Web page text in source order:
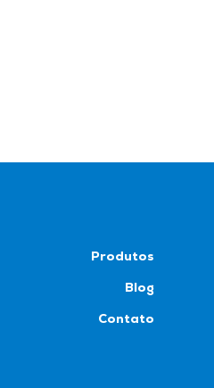
Produtos
Blog
Contato